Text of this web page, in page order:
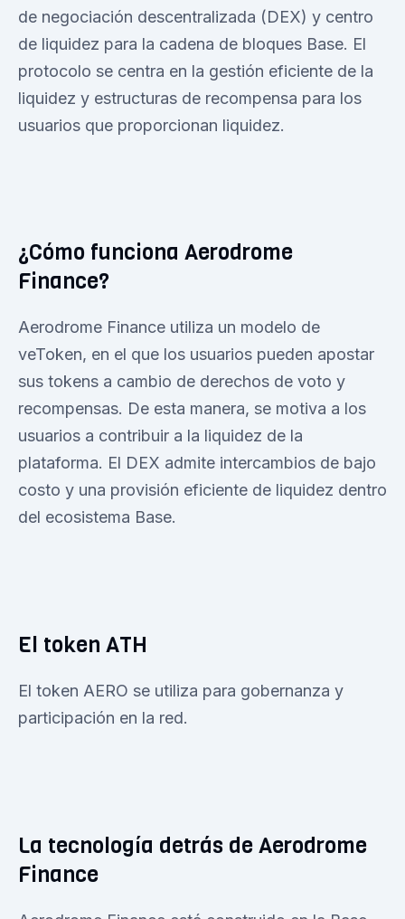
de negociación descentralizada (DEX) y centro
de liquidez para la cadena de bloques Base. El
protocolo se centra en la gestión eficiente de la
liquidez y estructuras de recompensa para los
usuarios que proporcionan liquidez.
¿Cómo funciona Aerodrome
Finance?
Aerodrome Finance utiliza un modelo de
veToken, en el que los usuarios pueden apostar
sus tokens a cambio de derechos de voto y
recompensas. De esta manera, se motiva a los
usuarios a contribuir a la liquidez de la
plataforma. El DEX admite intercambios de bajo
costo y una provisión eficiente de liquidez dentro
del ecosistema Base.
El token ATH
El token AERO se utiliza para gobernanza y
participación en la red.
La tecnología detrás de Aerodrome
Finance